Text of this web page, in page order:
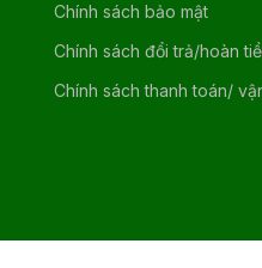
Chính sách bảo mật
Chính sách đổi trả/hoàn
Chính sách thanh toán/